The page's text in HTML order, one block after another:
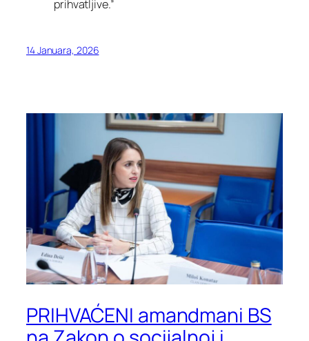
prihvatljive.”
14 Januara, 2026
PRIHVAĆENI amandmani BS